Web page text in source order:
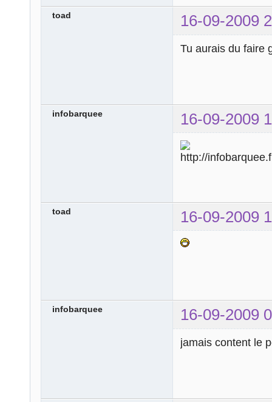
toad 16-09-2009
Tu aurais du faire
infobarquee 16-09-2009
toad 16-09-2009
infobarquee 16-09-2009
jamais content le